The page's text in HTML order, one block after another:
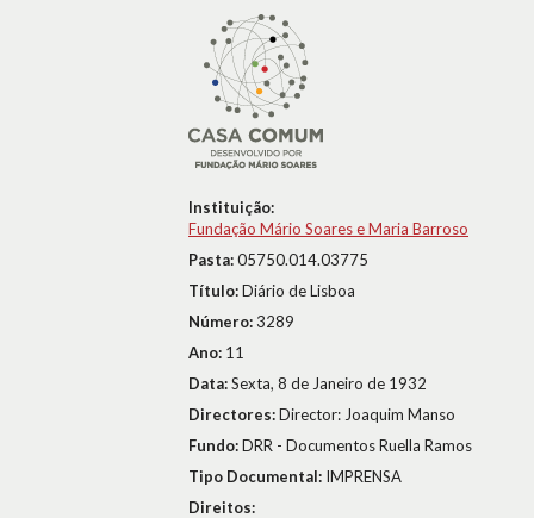
Instituição:
Fundação Mário Soares e Maria Barroso
Pasta:05750.014.03775
Título:Diário de Lisboa
Número:3289
Ano: 11
Data:Sexta, 8 de Janeiro de 1932
Directores:Director: Joaquim Manso
Fundo:DRR - Documentos Ruella Ramos
Tipo Documental: IMPRENSA
Direitos: